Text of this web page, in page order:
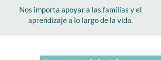
Nos importa apoyar a las familias y el
aprendizaje a lo largo de la vida.